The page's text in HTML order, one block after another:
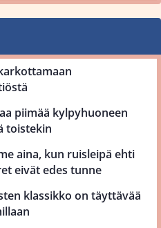
piimää kylpyhuoneen
toistekin
aina, kun ruisleipä ehti
eivät edes tunne
klassikko on täyttävää